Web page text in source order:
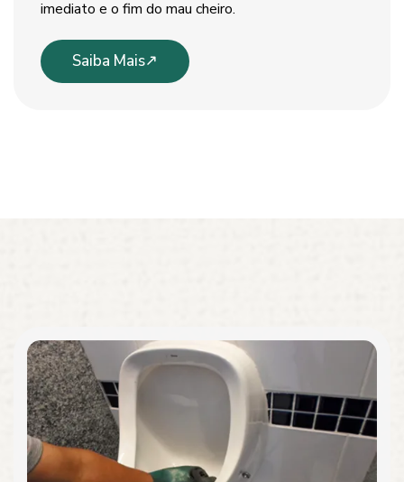
imediato e o fim do mau cheiro.
Saiba Mais